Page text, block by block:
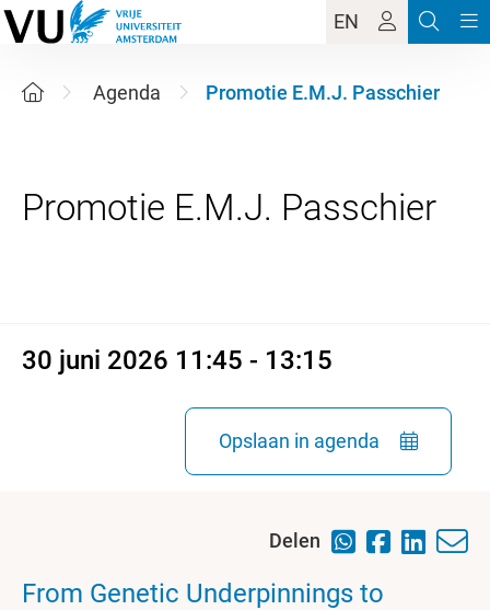
EN
Agenda Promotie E.M.J. Passchier
30 juni 2026 11:45 - 13:15
Opslaan in agenda
Delen
From Genetic Underpinnings to